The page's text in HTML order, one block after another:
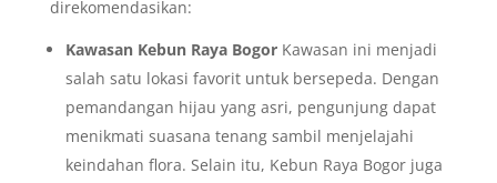
direkomendasikan:
Kawasan Kebun Raya BogorKawasan ini menjadi
salah satu lokasi favorit untuk bersepeda. Dengan
pemandangan hijau yang asri, pengunjung dapat
menikmati suasana tenang sambil menjelajahi
keindahan flora. Selain itu, Kebun Raya Bogor juga